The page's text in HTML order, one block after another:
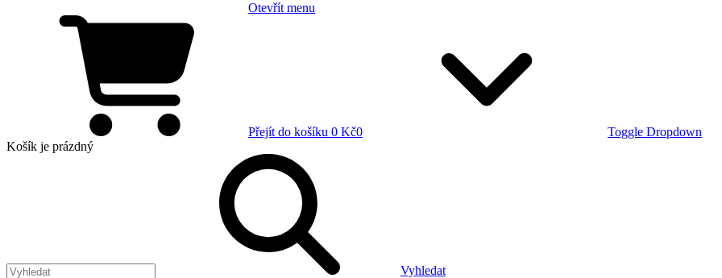
Otevřít menu
Přejít do košíku 0 Kč0
Toggle Dropdown
Košík je prázdný
Vyhledat